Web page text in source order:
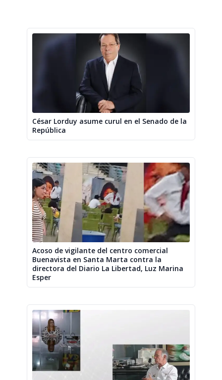
César Lorduy asume curul en el Senado de la
República
Acoso de vigilante del centro comercial
Buenavista en Santa Marta contra la
directora del Diario La Libertad, Luz Marina
Esper